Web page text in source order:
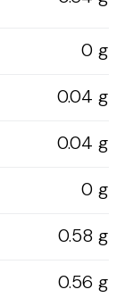
0 g
0.04 g
0.04 g
0 g
0.58 g
0.56 g